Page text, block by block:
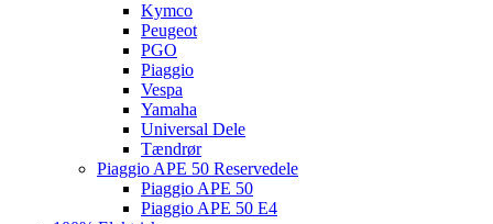
Kymco
Peugeot
PGO
Piaggio
Vespa
Yamaha
Universal Dele
Tændrør
Piaggio APE 50 Reservedele
Piaggio APE 50
Piaggio APE 50 E4